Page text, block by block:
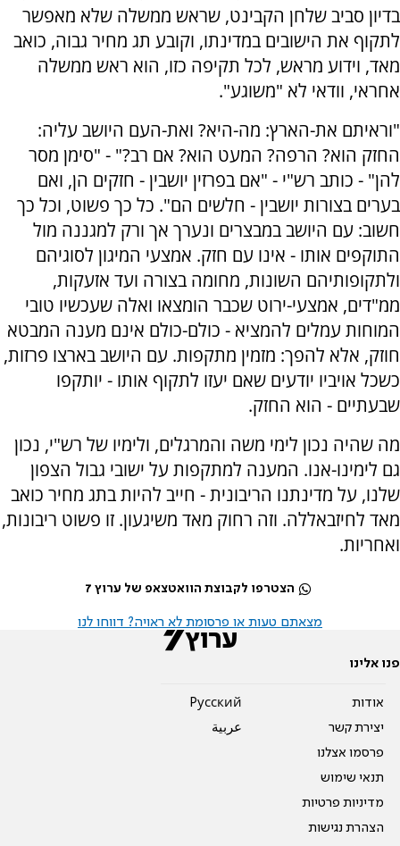
בדיון סביב שלחן הקבינט, שראש ממשלה שלא מאפשר
לתקוף את הישובים במדינתו, וקובע תג מחיר גבוה, כואב
מאד, וידוע מראש, לכל תקיפה כזו, הוא ראש ממשלה
אחראי, וודאי לא "משוגע".
"וראיתם את-הארץ: מה-היא? ואת-העם היושב עליה:
החזק הוא? הרפה? המעט הוא? אם רב?" - "סימן מסר
להן" - כותב רש"י - "אם בפרזין יושבין - חזקים הן, ואם
בערים בצורות יושבין - חלשים הם". כל כך פשוט, וכל כך
חשוב: עם היושב במבצרים ונערך אך ורק למגננה מול
התוקפים אותו - אינו עם חזק. אמצעי המיגון לסוגיהם
ולתקופותיהם השונות, מחומה בצורה ועד אזעקות,
ממ"דים, אמצעי-ירוט שכבר הומצאו ואלה שעכשיו טובי
המוחות עמלים להמציא - כולם-כולם אינם מענה המבטא
חוזק, אלא להפך: מזמין מתקפות. עם היושב בארצו פרזות,
כשכל אויביו יודעים שאם יעזו לתקוף אותו - יותקפו
שבעתיים - הוא החזק.
מה שהיה נכון לימי משה והמרגלים, ולימיו של רש"י, נכון
גם לימינו-אנו. המענה למתקפות על ישובי גבול הצפון
שלנו, על מדינתנו הריבונית - חייב להיות בתג מחיר כואב
מאד לחיזבאללה. וזה רחוק מאד משיגעון. זו פשוט ריבונות,
ואחריות.
הצטרפו לקבוצת הוואטצאפ של ערוץ 7
מצאתם טעות או פרסומת לא ראויה? דווחו לנו
פנו אלינו
אודות
יצירת קשר
פרסמו אצלנו
תנאי שימוש
מדיניות פרטיות
הצהרת נגישות
Pусский
عربية